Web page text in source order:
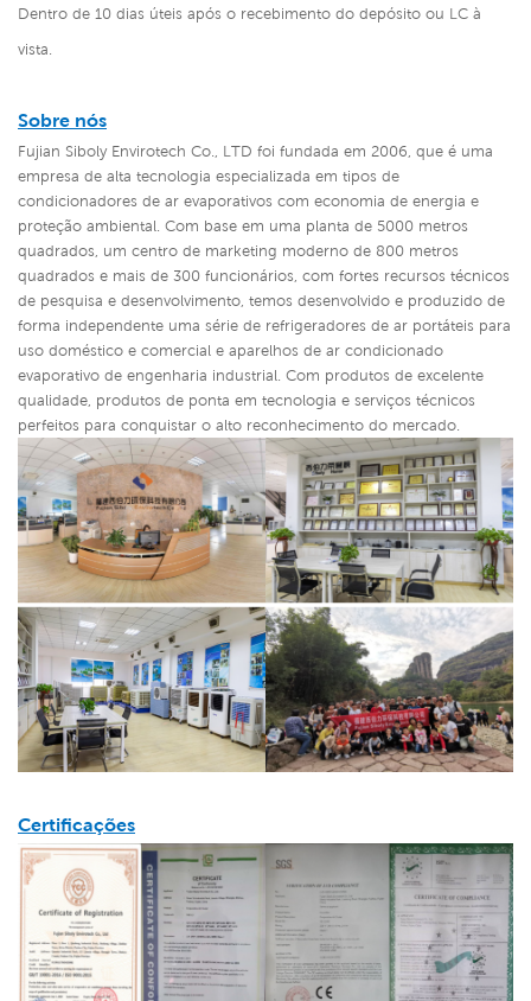
Dentro de 10 dias úteis após o recebimento do depósito ou LC à
vista.
Sobre nós
Fujian Siboly Envirotech Co., LTD foi fundada em 2006, que é uma
empresa de alta tecnologia especializada em tipos de
condicionadores de ar evaporativos com economia de energia e
proteção ambiental. Com base em uma planta de 5000 metros
quadrados, um centro de marketing moderno de 800 metros
quadrados e mais de 300 funcionários, com fortes recursos técnicos
de pesquisa e desenvolvimento, temos desenvolvido e produzido de
forma independente uma série de refrigeradores de ar portáteis para
uso doméstico e comercial e aparelhos de ar condicionado
evaporativo de engenharia industrial. Com produtos de excelente
qualidade, produtos de ponta em tecnologia e serviços técnicos
perfeitos para conquistar o alto reconhecimento do mercado.
Certificações